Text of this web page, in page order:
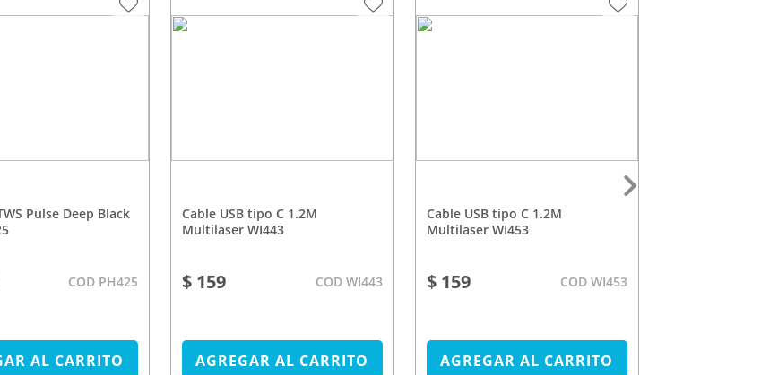
COD PH425
AL CARRITO
Cable USB tipo C 1.2M
Multilaser WI443
$ 159 COD WI443
AGREGAR AL CARRITO
Cable USB tipo C 1.2M
Multilaser WI453
$ 159 COD WI453
AGREGAR AL CARRITO